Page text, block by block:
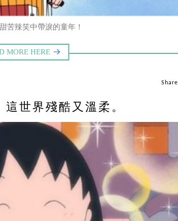
苦辣笑中帶淚的童年！
Share
世界殘酷又溫柔。